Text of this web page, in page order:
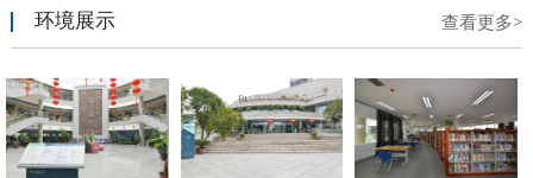
环境展示 查看更多>